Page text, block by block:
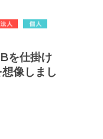
を仕掛け
像しまし